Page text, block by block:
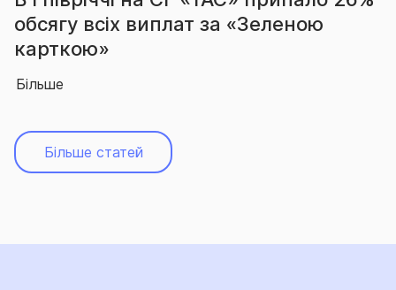
вчергове підтвердила звання
абсолютного лідера ринку
Більше
Більше статей